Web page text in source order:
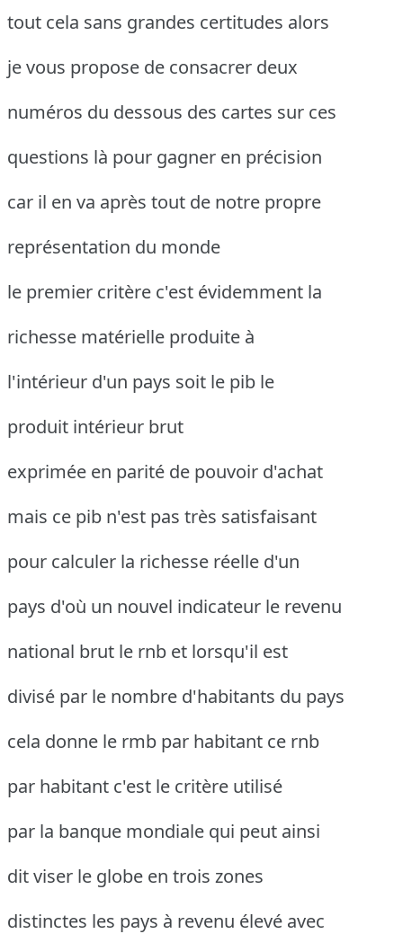
tout cela sans grandes certitudes alors
je vous propose de consacrer deux
numéros du dessous des cartes sur ces
questions là pour gagner en précision
car il en va après tout de notre propre
représentation du monde
le premier critère c'est évidemment la
richesse matérielle produite à
l'intérieur d'un pays soit le pib le
produit intérieur brut
exprimée en parité de pouvoir d'achat
mais ce pib n'est pas très satisfaisant
pour calculer la richesse réelle d'un
pays d'où un nouvel indicateur le revenu
national brut le rnb et lorsqu'il est
divisé par le nombre d'habitants du pays
cela donne le rmb par habitant ce rnb
par habitant c'est le critère utilisé
par la banque mondiale qui peut ainsi
dit viser le globe en trois zones
distinctes les pays à revenu élevé avec